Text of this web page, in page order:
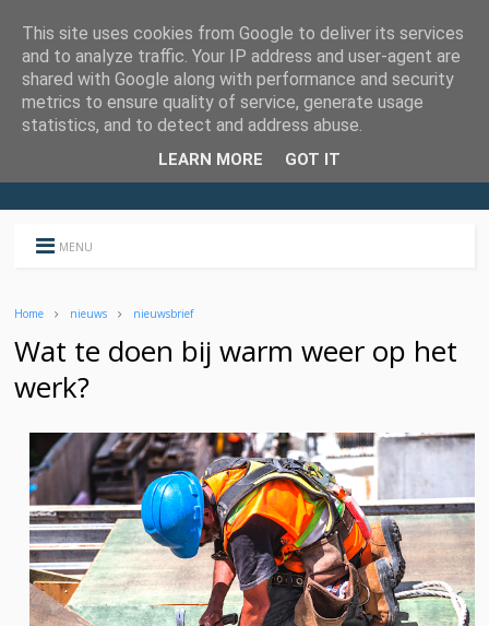
MENU
Home nieuws nieuwsbrief
Wat te doen bij warm weer op het
werk?
This site uses cookies from Google to deliver its services
and to analyze traffic. Your IP address and user-agent are
shared with Google along with performance and security
metrics to ensure quality of service, generate usage
statistics, and to detect and address abuse.
LEARN MORE GOT IT